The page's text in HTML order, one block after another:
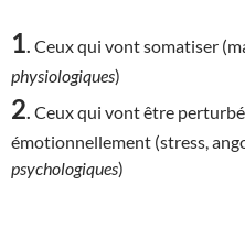
1 Ceux qui vont somatiser
physiologiques)
2 Ceux qui vont être
émotionnellement (stress,
psychologiques)